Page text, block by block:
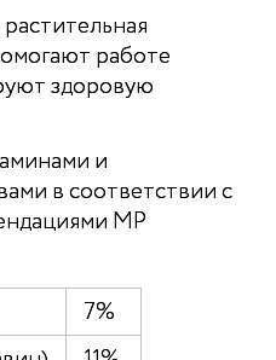
работе
здоровую
и
в соответствии с
МР
7%